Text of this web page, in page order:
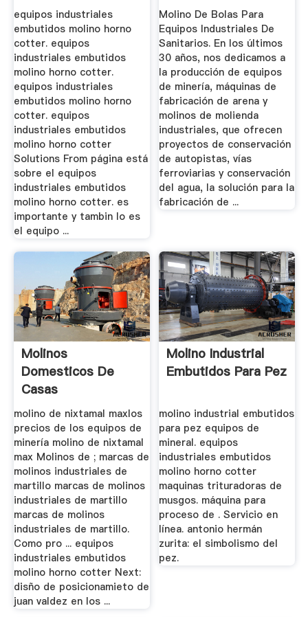
equipos industriales
embutidos molino horno
cotter. equipos
industriales embutidos
molino horno cotter.
equipos industriales
embutidos molino horno
cotter. equipos
industriales embutidos
molino horno cotter
Solutions From página está
sobre el equipos
industriales embutidos
molino horno cotter. es
importante y tambin lo es
el equipo ...
Molino De Bolas Para
Equipos Industriales De
Sanitarios. En los últimos
30 años, nos dedicamos a
la producción de equipos
de minería, máquinas de
fabricación de arena y
molinos de molienda
industriales, que ofrecen
proyectos de conservación
de autopistas, vías
ferroviarias y conservación
del agua, la solución para la
fabricación de ...
Molinos
Domesticos De
Casas
molino de nixtamal maxlos
precios de los equipos de
minería molino de nixtamal
max Molinos de ; marcas de
molinos industriales de
martillo marcas de molinos
industriales de martillo
marcas de molinos
industriales de martillo.
Como pro ... equipos
industriales embutidos
molino horno cotter Next:
disño de posicionamieto de
juan valdez en los ...
Molino Industrial
Embutidos Para Pez
molino industrial embutidos
para pez equipos de
mineral. equipos
industriales embutidos
molino horno cotter
maquinas trituradoras de
musgos. máquina para
proceso de . Servicio en
línea. antonio hermán
zurita: el simbolismo del
pez.